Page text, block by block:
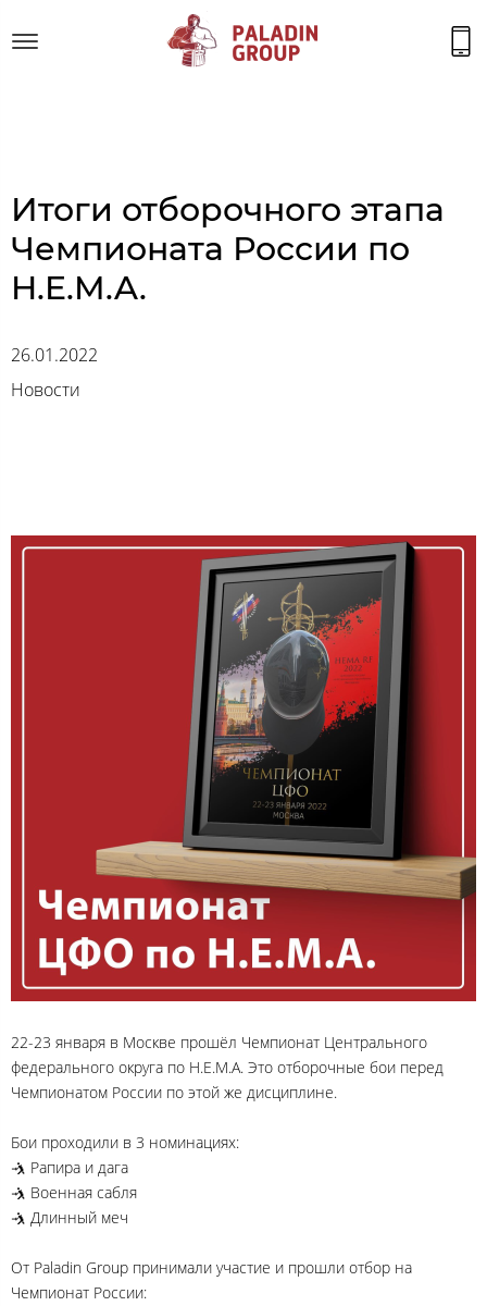
Итоги отборочного этапа
Чемпионата России по
H.E.M.A.
26.01.2022
Новости
22-23 января в Москве прошёл Чемпионат Центрального
федерального округа по H.E.M.A. Это отборочные бои перед
Чемпионатом России по этой же дисциплине.
Бои проходили в 3 номинациях:
🤺 Рапира и дага
🤺 Военная сабля
🤺 Длинный меч
От Paladin Group принимали участие и прошли отбор на
Чемпионат России: